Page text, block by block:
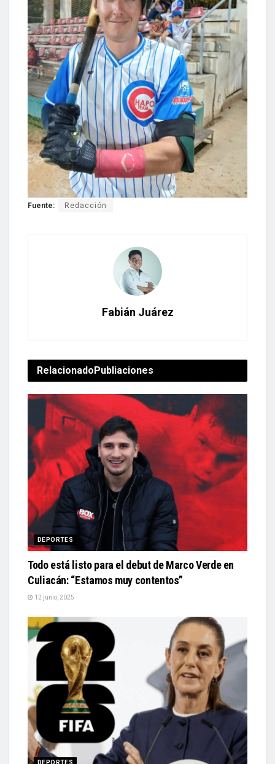
Fuente: Redacción
Fabián Juárez
Relacionado Publiaciones
DEPORTES
Todo está listo para el debut de Marco Verde en
Culiacán: “Estamos muy contentos”
12 junio, 2025